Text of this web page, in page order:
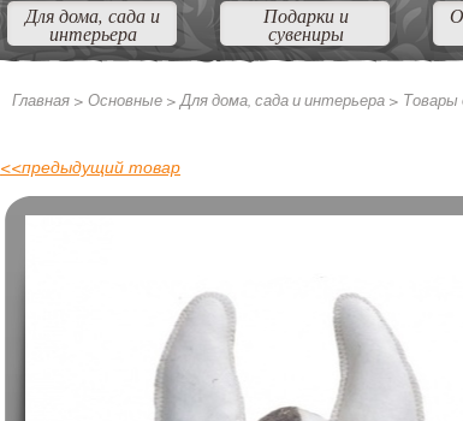
Для дома, сада и
интерьера
Подарки и
сувениры
Главная > Основные >Для дома, сада и интерьера > Товары
<<предыдущий товар